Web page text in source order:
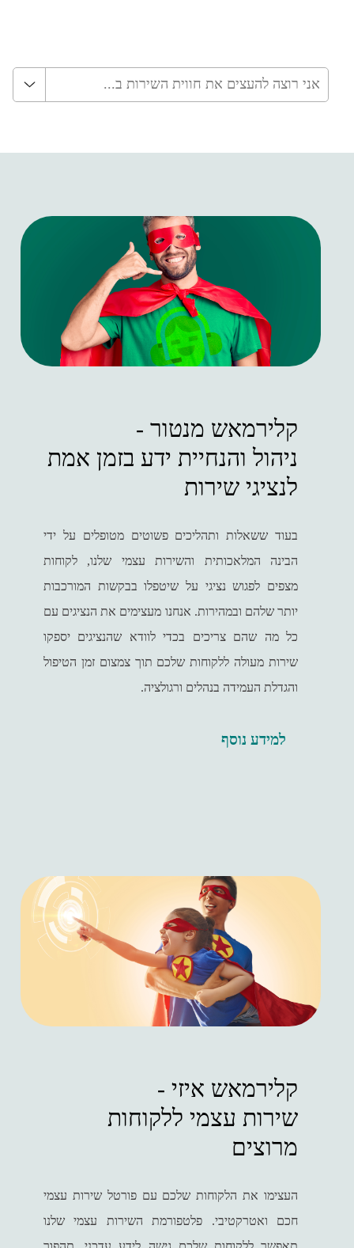
אני רוצה להעצים את חווית השירות ב...
ניהול והנחיית ידע בזמן אמת
לנציגי שירות
בעוד ששאלות ותהליכים פשוטים מטופלים על ידי
הבינה המלאכותית והשירות עצמי שלנו, לקוחות
מצפים לפגוש נציגי על שיטפלו בבקשות המורכבות
יותר שלהם ובמהירות. אנחנו מעצימים את הנציגים עם
כל מה שהם צריכים בכדי לוודא שהנציגים יספקו
שירות מעולה ללקוחות שלכם תוך צמצום זמן הטיפול
והגדלת העמידה בנהלים ורגולציה.
למידע נוסף
שירות עצמי ללקוחות
מרוצים
העצימו את הלקוחות שלכם עם פורטל שירות עצמי
חכם ואטרקטיבי. פלטפורמת השירות עצמי שלנו